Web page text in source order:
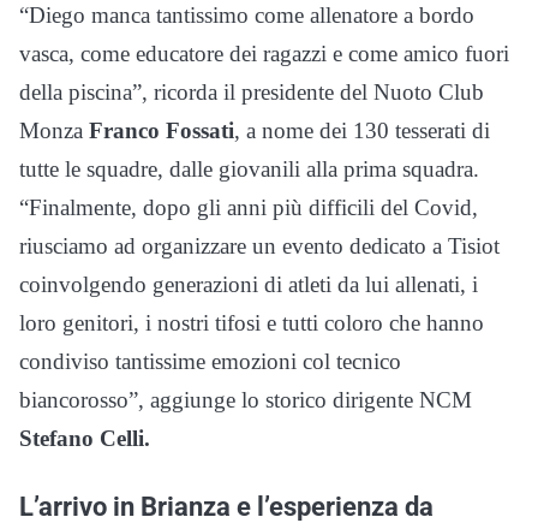
“Diego manca tantissimo come allenatore a bordo
vasca, come educatore dei ragazzi e come amico fuori
della piscina”, ricorda il presidente del Nuoto Club
Monza Franco Fossati, a nome dei 130 tesserati di
tutte le squadre, dalle giovanili alla prima squadra.
“Finalmente, dopo gli anni più difficili del Covid,
riusciamo ad organizzare un evento dedicato a Tisiot
coinvolgendo generazioni di atleti da lui allenati, i
loro genitori, i nostri tifosi e tutti coloro che hanno
condiviso tantissime emozioni col tecnico
biancorosso”, aggiunge lo storico dirigente NCM
Stefano Celli.
L’arrivo in Brianza e l’esperienza da